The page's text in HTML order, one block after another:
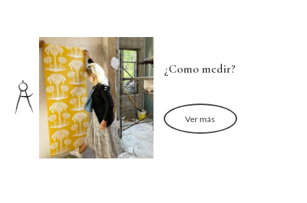
¿Como medir?
Ver más